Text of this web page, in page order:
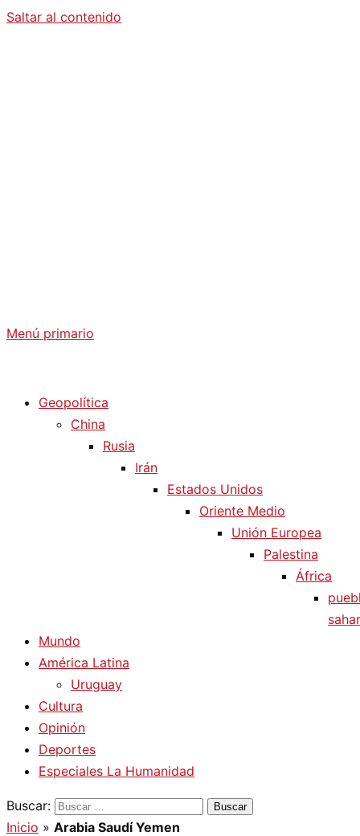
Saltar al contenido
Menú primario
Geopolítica
China
Rusia
Irán
Estados Unidos
Oriente Medio
Unión Europea
Palestina
África
Mundo
América Latina
Uruguay
Cultura
Opinión
Deportes
Especiales La Humanidad
Buscar:
Inicio » Arabia Saudí Yemen